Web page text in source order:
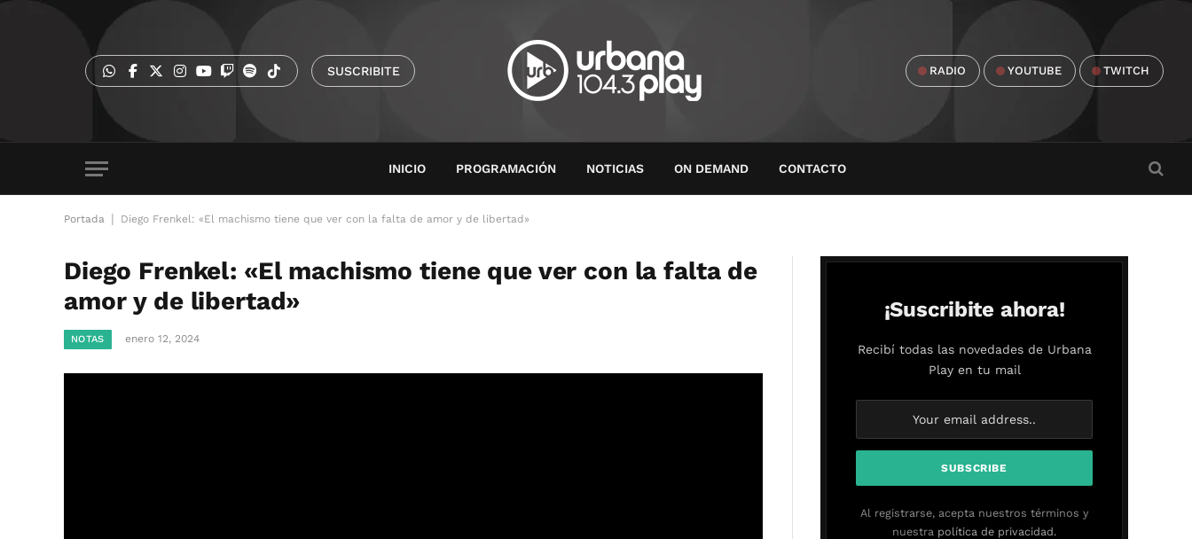
SUSCRIBITE RADIO YOUTUBE TWITCH
INICIO PROGRAMACIÓN NOTICIAS ON DEMAND CONTACTO
Portada Diego Frenkel: «El machismo tiene que ver con la falta de amor y de libertad»
Diego Frenkel: «El machismo tiene que ver con la falta de
amor y de libertad»
NOTAS enero 12, 2024
¡Suscribite ahora!
Recibí todas las novedades de Urbana
Play en tu mail
Al registrarse, acepta nuestros términos y
nuestra política de privacidad.